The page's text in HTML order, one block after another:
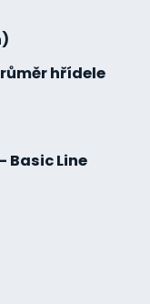
hřídele
Basic Line